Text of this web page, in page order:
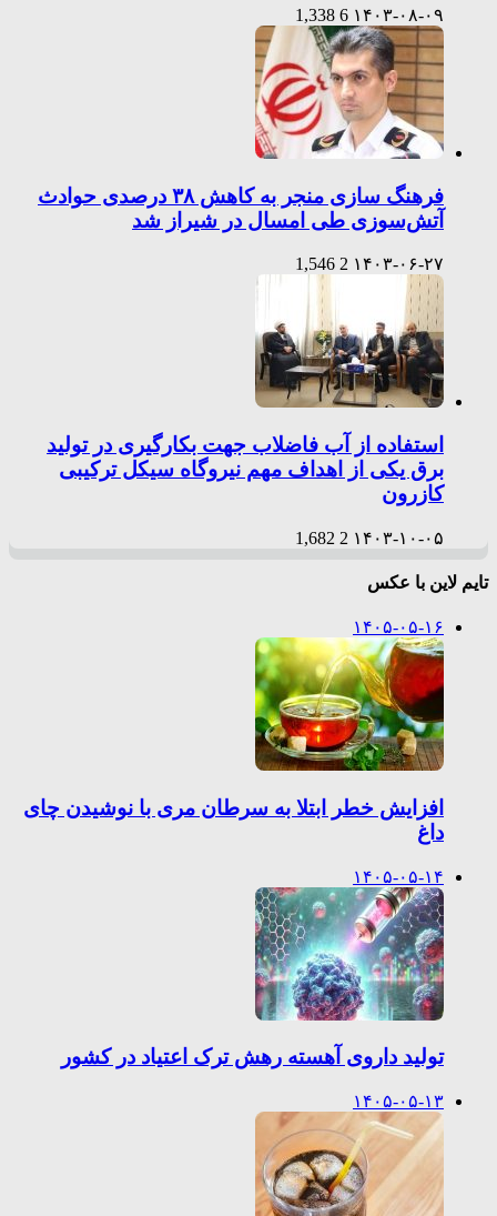
۱۴۰۳-۰۸-۰۹ 6
1,338
فرهنگ سازی منجر به کاهش ۳۸ درصدی حوادث
آتش‌سوزی طی امسال در شیراز شد
۱۴۰۳-۰۶-۲۷ 2
1,546
استفاده از آب فاضلاب جهت بکارگیری در تولید
برق یکی از اهداف مهم نیروگاه سیکل ترکیبی
کازرون
۱۴۰۳-۱۰-۰۵ 2
1,682
تایم لاین با عکس
۱۴۰۵-۰۵-۱۶
افزایش خطر ابتلا به سرطان مری با نوشیدن چای
داغ
۱۴۰۵-۰۵-۱۴
تولید داروی آهسته رهش ترک اعتیاد در کشور
۱۴۰۵-۰۵-۱۳